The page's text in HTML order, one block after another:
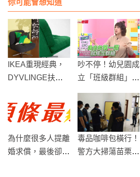
你可能會想知道
IKEA重現經典，
DYVLINGE扶手
吵不停！幼兒園成
立「班級群組」家
芯儀無奈讓孩子轉
學
為什麼很多人提離
婚求償，最後卻拿
毒品咖啡包橫行！
警方大掃蕩苗栗多